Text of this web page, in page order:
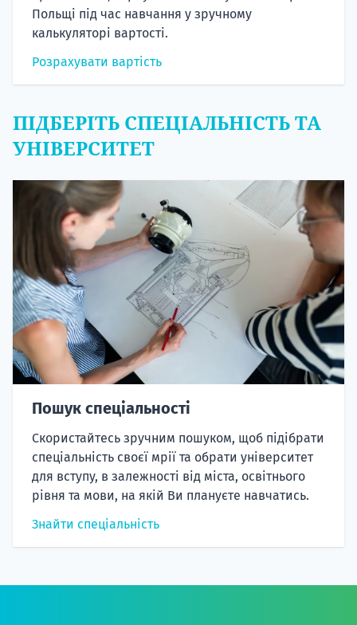
Польщі під час навчання у зручному
калькуляторі вартості.
Розрахувати вартість
ПІДБЕРІТЬ СПЕЦІАЛЬНІСТЬ ТА
УНІВЕРСИТЕТ
Пошук спеціальності
Скористайтесь зручним пошуком, щоб підібрати
спеціальність своєї мрії та обрати університет
для вступу, в залежності від міста, освітнього
рівня та мови, на якій Ви плануєте навчатись.
Знайти спеціальність